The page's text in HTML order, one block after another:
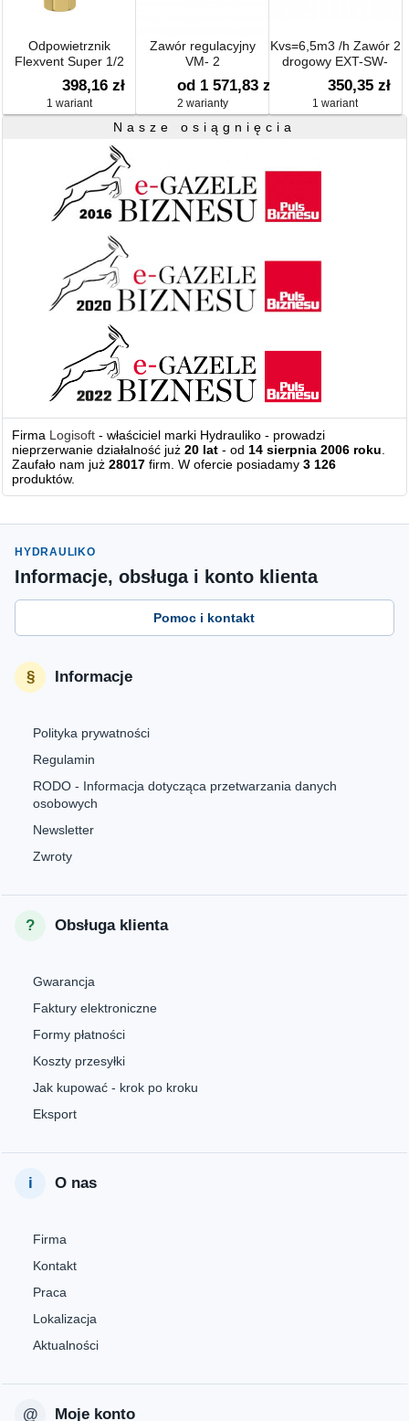
Odpowietrznik
Flexvent Super 1/2
398,16 zł
1 wariant
Zawór regulacyjny
VM- 2
od 1 571,83 zł
2 warianty
Kvs=6,5m3 /h Zawór 2
drogowy EXT-SW-
E202V4C7 ,DN20 z
siłownikiem 230V AC
350,35 zł
1 wariant
Nasze osiągnięcia
Firma Logisoft - właściciel marki Hydrauliko - prowadzi
nieprzerwanie działalność już20 lat - od 14 sierpnia 2006 roku
Zaufało nam już28017 firm. W ofercie posiadamy3 126
produktów.
HYDRAULIKO
Informacje, obsługa i konto klienta
Pomoc i kontakt
Informacje
Polityka prywatności
Regulamin
RODO - Informacja dotycząca przetwarzania danych
osobowych
Newsletter
Zwroty
Obsługa klienta
Gwarancja
Faktury elektroniczne
Formy płatności
Koszty przesyłki
Jak kupować - krok po kroku
Eksport
O nas
Firma
Kontakt
Praca
Lokalizacja
Aktualności
Moje konto